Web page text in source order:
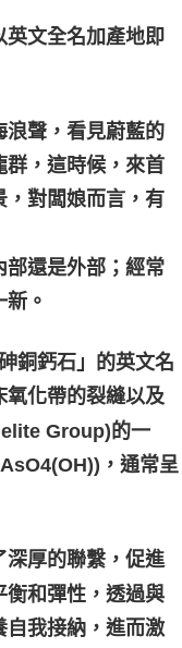
英文全名加產地即
浪聲，看見蔚藍的
群，這時候，來首
，對闆娘而言，有
部還是外部；經常
。
銅鈣石」的英文名
氧化帶的裂縫以及
Group)的一
，通常呈
深厚的聯繫，促進
衡和彈性，透過與
自我接納，進而激